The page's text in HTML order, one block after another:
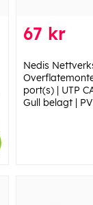
67 kr
Nedis
port(s) | UTP
Gull belagt |